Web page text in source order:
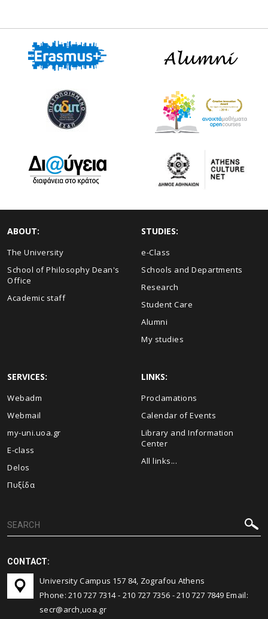
ABOUT:
The University
School of Philosophy Dean's
Office
Academic staff
STUDIES:
e-Class
Schools and Departments
Research
Student Care
Alumni
My studies
SERVICES:
Webadm
Webmail
my-uni.uoa.gr
E-class
Delos
Πυξίδα
LINKS:
Proclamations
Calendar of Events
Library and Information
Center
All links...
CONTACT:
University Campus 157 84, Zografou Athens
Phone:210 727 7314- 210 727 7356 -210 727 7849 Email:
secr@arch,uoa.gr